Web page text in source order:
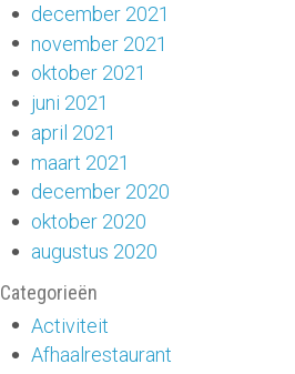
december 2021
november 2021
oktober 2021
juni 2021
april 2021
maart 2021
december 2020
oktober 2020
augustus 2020
Categorieën
Activiteit
Afhaalrestaurant